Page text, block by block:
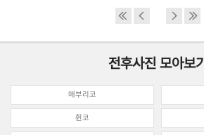
전후사진 모아보기
매부리코
휜코